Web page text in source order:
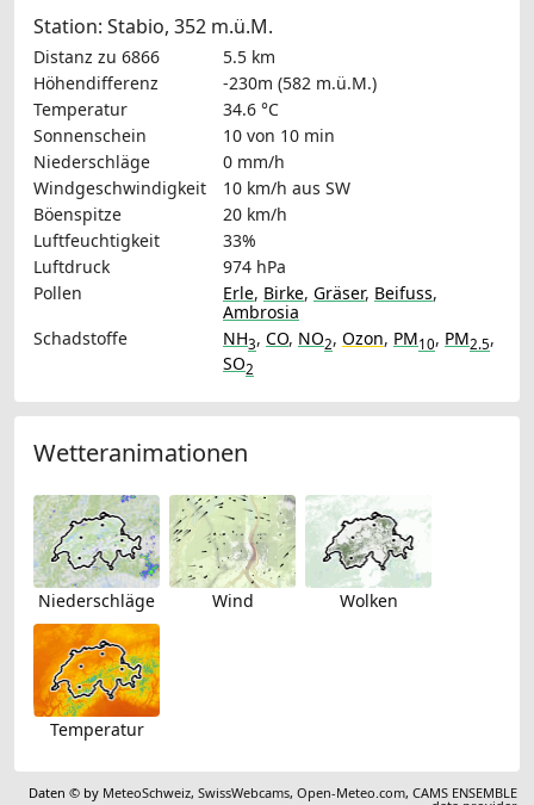
Station: Stabio, 352 m.ü.M.
Distanz zu 6866
5.5 km
Höhendifferenz
-230m (582 m.ü.M.)
Temperatur
34.6 °C
Sonnenschein
10 von 10 min
Niederschläge
0 mm/h
Windgeschwindigkeit
10 km/h aus SW
Böenspitze
20 km/h
Luftfeuchtigkeit
33%
Luftdruck
974 hPa
Pollen
Erle, Birke, Gräser, Beifuss,
Ambrosia
Schadstoffe
NH3, CO, NO2, Ozon, PM10, PM2.5,
SO2
Wetteranimationen
Niederschläge Wind Wolken
Temperatur
Daten © by MeteoSchweiz,SwissWebcams,Open-Meteo.com,CAMS ENSEMBLE